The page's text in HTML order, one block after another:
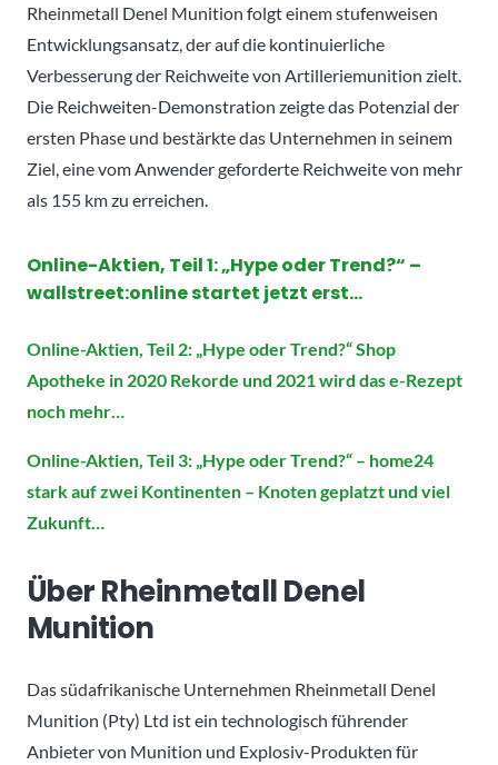
Rheinmetall Denel Munition folgt einem stufenweisen
Entwicklungsansatz, der auf die kontinuierliche
Verbesserung der Reichweite von Artilleriemunition zielt.
Die Reichweiten-Demonstration zeigte das Potenzial der
ersten Phase und bestärkte das Unternehmen in seinem
Ziel, eine vom Anwender geforderte Reichweite von mehr
als 155 km zu erreichen.
Online-Aktien, Teil 1: „Hype oder Trend?“ –
wallstreet:online startet jetzt erst…
Online-Aktien, Teil 2: „Hype oder Trend?“ Shop
Apotheke in 2020 Rekorde und 2021 wird das e-Rezept
noch mehr…
Online-Aktien, Teil 3: „Hype oder Trend?“ – home24
stark auf zwei Kontinenten – Knoten geplatzt und viel
Zukunft…
Über Rheinmetall Denel
Munition
Das südafrikanische Unternehmen Rheinmetall Denel
Munition (Pty) Ltd ist ein technologisch führender
Anbieter von Munition und Explosiv-Produkten für